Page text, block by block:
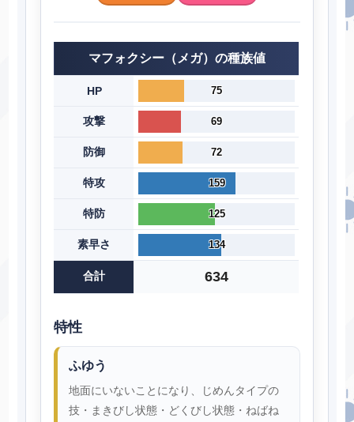
マフォクシー（メガ）の種族値
HP 75
攻撃 69
防御 72
特攻 159
特防 125
素早さ 134
合計 634
特性
ふゆう
地面にいないことになり、じめんタイプの
技・まきびし状態・どくびし状態・ねばね